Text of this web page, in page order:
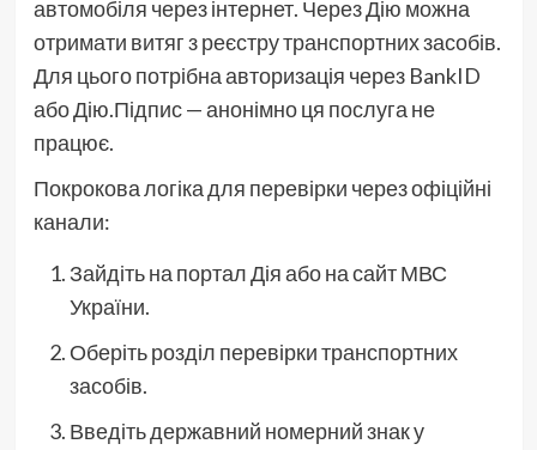
автомобіля через інтернет. Через Дію можна
отримати витяг з реєстру транспортних засобів.
Для цього потрібна авторизація через BankID
або Дію.Підпис — анонімно ця послуга не
працює.
Покрокова логіка для перевірки через офіційні
канали:
Зайдіть на портал Дія або на сайт МВС
України.
Оберіть розділ перевірки транспортних
засобів.
Введіть державний номерний знак у